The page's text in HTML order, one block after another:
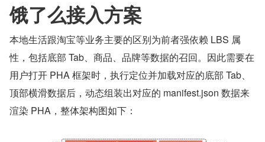
饿了么接入方案
本地生活跟淘宝等业务主要的区别为前者强依赖 LBS 属
性，包括底部 Tab、商品、品牌等数据的召回。因此需要在
用户打开 PHA 框架时，执行定位并加载对应的底部 Tab、
顶部横滑数据后，动态组装出对应的 manifest.json 数据来
渲染 PHA，整体架构图如下：